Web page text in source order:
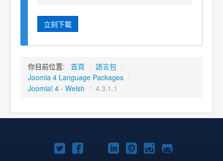
立刻下載
你目前位置: 首頁 / 語言包 /
Joomla 4 Language Packages /
Joomla! 4 - Welsh / 4.3.1.1
TwitterFacebookYouTube
Linkedln
Pinterest
Instagram
GitHub